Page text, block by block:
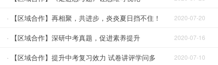
· 【区域合作】再相聚，共进步，炎炎夏日挡不住！ 2020-07-20
· 【区域合作】深研中考真题，促进素养提升 2020-07-16
· 【区域合作】提升中考复习效力 试卷讲评学问多 2020-07-10